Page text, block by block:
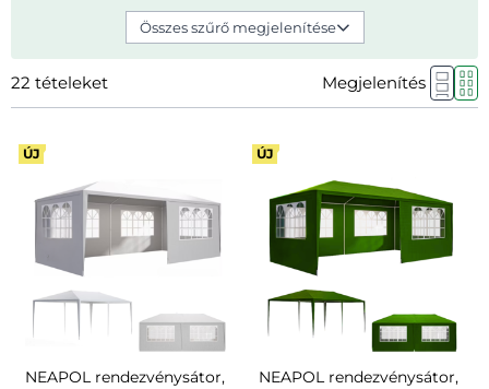
Összes szűrő megjelenítése
22 tételeket Megjelenítés
ÚJ
NEAPOL rendezvénysátor,
ÚJ
NEAPOL rendezvénysátor,